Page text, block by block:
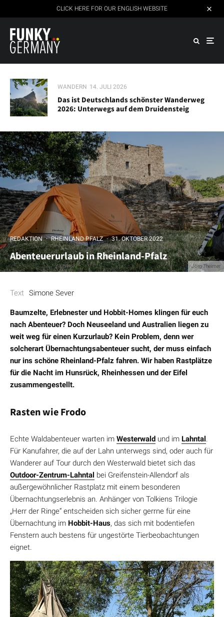
CLICK HERE FOR OUR ENGLISH WEBSITE
WANDERN 14. JULI 2026
Das ist Deutschlands schönster Wanderweg
2026: Unterwegs auf dem Druidensteig
Jörg Theimer
REDAKTION · RHEINLAND-PFALZ · 31. OKTOBER 2022
Abenteuerurlaub in Rheinland-Pfalz
Text Simone Sever
Baumzelte, Erlebnester und Hobbit-Homes klingen für euch
nach Abenteuer? Doch Neuseeland und Australien liegen zu
weit weg für einen Kurzurlaub? Kein Problem, denn wer
solcherart Übernachtungsabenteuer sucht, der muss einfach
nur ins schöne Rheinland-Pfalz fahren. Wir haben Rastplätze
für die Nacht im Hunsrück, Rheinhessen und der Eifel
zusammengestellt.
Rasten wie Frodo
Echte Waldabenteuer warten im Westerwald und im Lahntal.
Für Kanufahrer, die auf der Lahn unterwegs sind, oder auch für
Wanderer auf Tour durch den Westerwald bietet sich das
Outdoor-Zentrum-Lahntal bei Greifenstein-Allendorf als
außergewöhnlicher Rastplatz mit einem besonderen
Übernachtungserlebnis an. Anhänger von Tolkiens Trilogie
„Herr der Ringe“ entscheiden sich sicher gerrne für eine
Übernachtung im Hobbit-Haus, das sich mit bodentiefen
Fenstern auch bestens für ungestörte Tierbeobachtungen
eignet.